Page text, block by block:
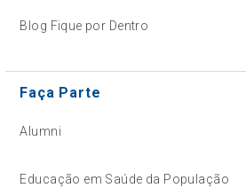
Blog Fique por Dentro
Faça Parte
Alumni
Educação em Saúde da População